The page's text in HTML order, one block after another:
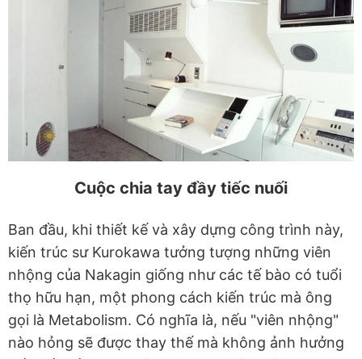
Cuộc chia tay đầy tiếc nuối
Ban đầu, khi thiết kế và xây dựng công trình này,
kiến trúc sư Kurokawa tưởng tượng những viên
nhộng của Nakagin giống như các tế bào có tuổi
thọ hữu hạn, một phong cách kiến trúc mà ông
gọi là Metabolism. Có nghĩa là, nếu "viên nhộng"
nào hỏng sẽ được thay thế mà không ảnh hưởng